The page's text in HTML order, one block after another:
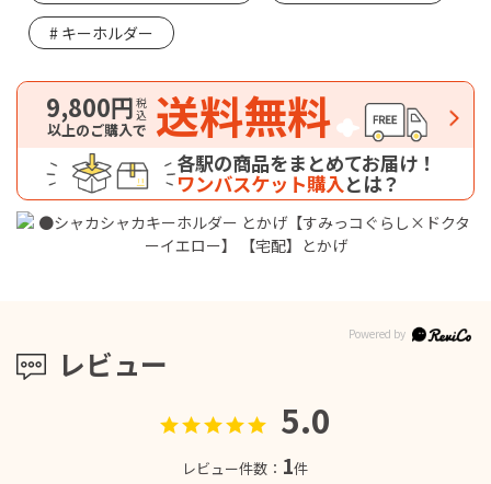
レビュー
5.0
レビュー件数： 1件
キーホルダー
9,800円税込
以上のご購入で 送料無料
各駅の商品をまとめてお届け！
ワンバスケット購入とは？